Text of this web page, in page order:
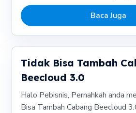
Baca Juga
Tidak Bisa Tambah
Beecloud 3.0
Halo Pebisnis, Pernahkah anda
Bisa Tambah Cabang Beecloud